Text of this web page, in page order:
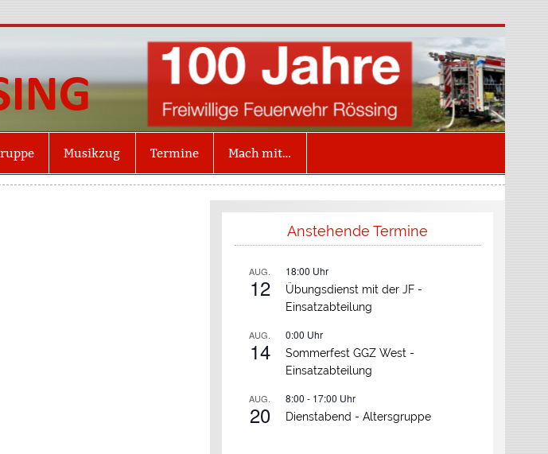
Freiwillige Feuerwehr
Rössing
Musikzug Termine Mach mit…
Anstehende Termine
AUG.
12
18:00 Uhr
Übungsdienst mit der JF -
Einsatzabteilung
AUG.
14
0:00 Uhr
Sommerfest GGZ West -
Einsatzabteilung
AUG.
20
8:00 - 17:00 Uhr
Dienstabend - Altersgruppe